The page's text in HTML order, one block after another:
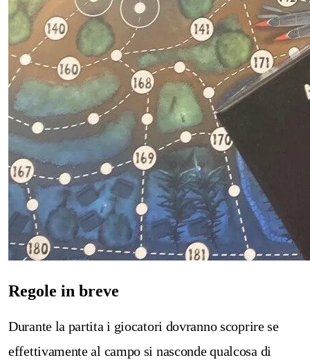
Regole in breve
Durante la partita i giocatori dovranno scoprire se
effettivamente al campo si nasconde qualcosa di